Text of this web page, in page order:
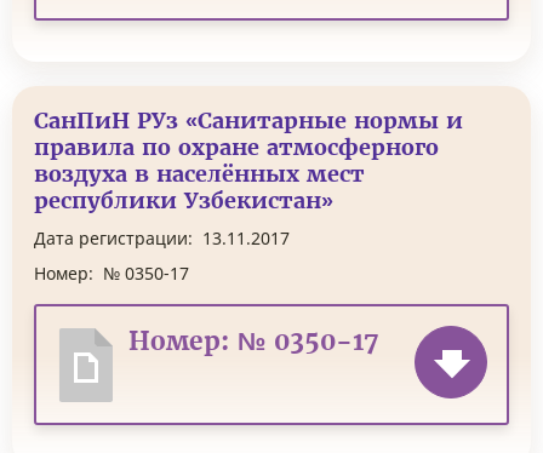
СанПиН РУз «Санитарные нормы и
правила по охране атмосферного
воздуха в населённых мест
республики Узбекистан»
Дата регистрации: 13.11.2017
Номер: № 0350-17
Номер: № 0350-17